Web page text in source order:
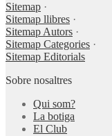
Sitemap ·
Sitemap llibres ·
Sitemap Autors ·
Sitemap Categories ·
Sitemap Editorials
Sobre nosaltres
Qui som?
La botiga
El Club